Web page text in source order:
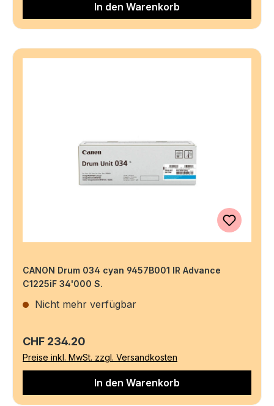
In den Warenkorb
CANON Drum 034 cyan 9457B001 IR Advance
C1225iF 34'000 S.
Nicht mehr verfügbar
Regulärer Preis:
CHF 234.20
Preise inkl. MwSt. zzgl. Versandkosten
In den Warenkorb